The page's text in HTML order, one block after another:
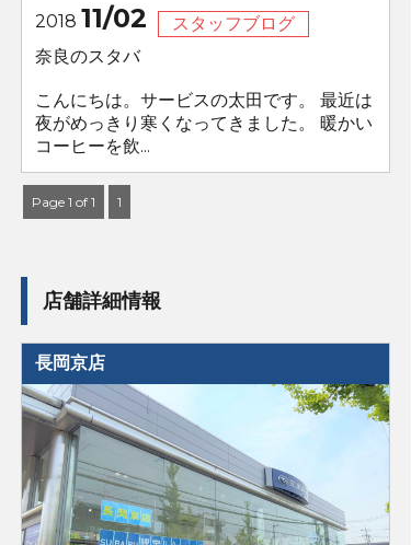
2018 11/02
スタッフブログ
奈良のスタバ
こんにちは。サービスの太田です。 最近は
夜がめっきり寒くなってきました。 暖かい
コーヒーを飲...
Page 1 of 1 1
店舗詳細情報
長岡京店